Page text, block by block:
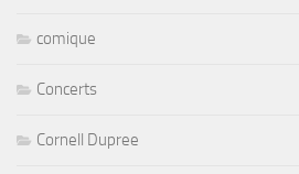
comique
Concerts
Cornell Dupree